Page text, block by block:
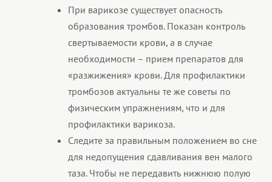
При варикозе существует опасность
образования тромбов. Показан контроль
свертываемости крови, а в случае
необходимости – прием препаратов для
«разжижения» крови. Для профилактики
тромбозов актуальны те же советы по
физическим упражнениям, что и для
профилактики варикоза.
Следите за правильным положением во сне
для недопущения сдавливания вен малого
таза. Чтобы не передавить нижнюю полую